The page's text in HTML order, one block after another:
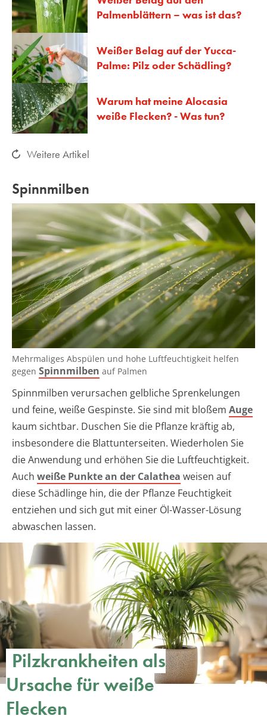
Palmenblättern – was ist das?
Weißer Belag auf der Yucca-
Palme: Pilz oder Schädling?
Warum hat meine Alocasia
weiße Flecken? - Was tun?
Weitere Artikel
Spinnmilben
Mehrmaliges Abspülen und hohe Luftfeuchtigkeit helfen
gegen Spinnmilben auf Palmen
Spinnmilben verursachen gelbliche Sprenkelungen
und feine, weiße Gespinste. Sie sind mit bloßem Auge
kaum sichtbar. Duschen Sie die Pflanze kräftig ab,
insbesondere die Blattunterseiten. Wiederholen Sie
die Anwendung und erhöhen Sie die Luftfeuchtigkeit.
Auch weiße Punkte an der Calathea weisen auf
diese Schädlinge hin, die der Pflanze Feuchtigkeit
entziehen und sich gut mit einer Öl-Wasser-Lösung
abwaschen lassen.
Pilzkrankheiten als
Ursache für weiße
Flecken